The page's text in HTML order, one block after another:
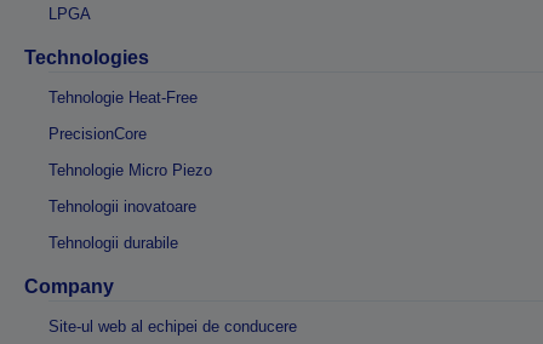
LPGA
Technologies
Tehnologie Heat-Free
PrecisionCore
Tehnologie Micro Piezo
Tehnologii inovatoare
Tehnologii durabile
Company
Site-ul web al echipei de conducere